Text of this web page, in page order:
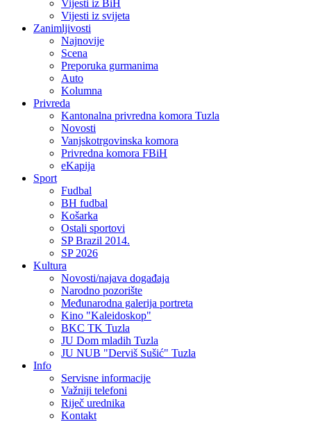
Vijesti iz BiH
Vijesti iz svijeta
Zanimljivosti
Najnovije
Scena
Preporuka gurmanima
Auto
Kolumna
Privreda
Kantonalna privredna komora Tuzla
Novosti
Vanjskotrgovinska komora
Privredna komora FBiH
eKapija
Sport
Fudbal
BH fudbal
Košarka
Ostali sportovi
SP Brazil 2014.
SP 2026
Kultura
Novosti/najava događaja
Narodno pozorište
Međunarodna galerija portreta
Kino "Kaleidoskop"
BKC TK Tuzla
JU Dom mladih Tuzla
JU NUB "Derviš Sušić" Tuzla
Info
Servisne informacije
Važniji telefoni
Riječ urednika
Kontakt